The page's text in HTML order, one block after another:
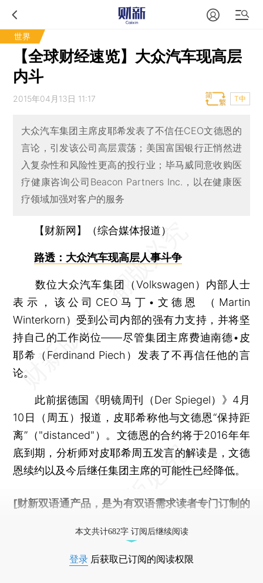
世界
【全球财经速览】大众汽车现高层
内斗
2015年04月13日 11:17 T中
大众汽车集团主席皮耶希发表了不信任CEO文德恩的
言论，引发该公司高层震荡；美国富国银行正悄然进
入复杂性和风险性更高的投行业；毕马威同意收购医
疗健康咨询公司Beacon Partners Inc.，以在健康医
疗领域加强对客户的服务
【财新网】（综合媒体报道）
路透：大众汽车现高层人事斗争
数位大众汽车集团（Volkswagen）内部人士
表示，该公司CEO马丁•文德恩 （Martin
Winterkorn）受到公司内部的强有力支持，并将坚
持自己的工作岗位——尽管集团主席费迪南德•皮
耶希（Ferdinand Piech）发表了不再信任他的言
论。
此前据德国《明镜周刊（Der Spiegel）》4月
10日（周五）报道，皮耶希称他与文德恩“保持距
离”（"distanced"）。文德恩的合约将于2016年年
底到期，分析师对皮耶希周五发言的解读是，文德
恩续约以及今后继任集团主席的可能性已经降低。
[财新双语通产品，是为有双语需求读者专门订制的
本文共计682字 订阅后继续阅读
登录 后获取已订阅的阅读权限